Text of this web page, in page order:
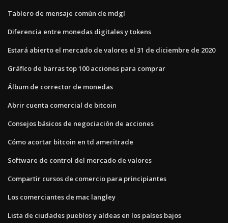
Tablero de mensaje común de mdgl
Diferencia entre monedas digitales y tokens
Estará abierto el mercado de valores el 31 de diciembre de 2020
Gráfico de barras top 100 acciones para comprar
Álbum de corrector de monedas
Abrir cuenta comercial de bitcoin
Consejos básicos de negociación de acciones
Cómo acortar bitcoin en td ameritrade
Software de control del mercado de valores
Compartir cursos de comercio para principiantes
Los comerciantes de mac langley
Lista de ciudades pueblos y aldeas en los países bajos